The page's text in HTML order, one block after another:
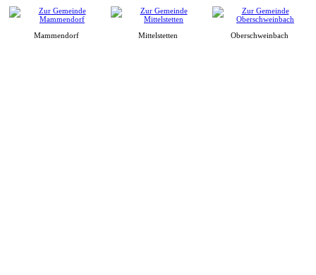
Mammendorf Mittelstetten Oberschweinbach